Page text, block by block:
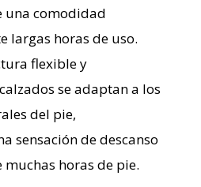
comodidad
largas horas de uso.
flexible y
se adaptan a los
del pie,
sensación de descanso
horas de pie.